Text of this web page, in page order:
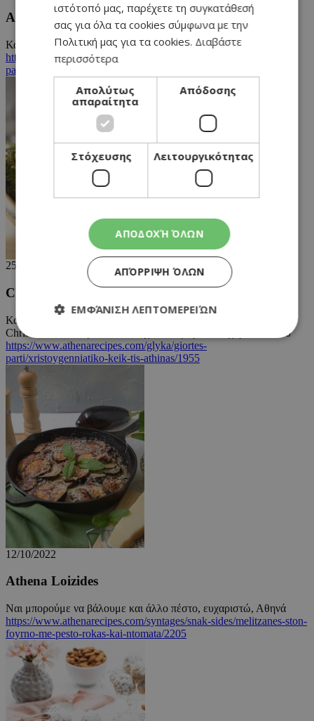
Athena Loizides
Καλησπέρα? Αντέχει 2 μήνες, δεν πρέπει να βάλεις στο ψυγείο.
https://www.athenarecipes.com/glyka/giortes-
parti/xristoygenniatiko-keik-tis-athinas/1955
25/11/2022
Chrysanthi Koronis
Καλησπέρα, ήθελα να ρωτήσω πόσες μέρες αντέχει αυτό το
Christmas cake. Πρέπει να το έχω στο ψυγειο;; ευχαριστώ πολύ
https://www.athenarecipes.com/glyka/giortes-
parti/xristoygenniatiko-keik-tis-athinas/1955
12/10/2022
Athena Loizides
Ναι μπορούμε να βάλουμε και άλλο πέστο, ευχαριστώ, Αθηνά
https://www.athenarecipes.com/syntages/snak-sides/melitzanes-ston-
foyrno-me-pesto-rokas-kai-ntomata/2205
ιστότοπό μας, παρέχετε τη συγκατάθεσή
σας για όλα τα cookies σύμφωνα με την
Πολιτική μας για τα cookies. Διαβάστε
περισσότερα
Απολύτως
απαραίτητα
Απόδοσης
Στόχευσης Λειτουργικότητας
ΑΠΟΔΟΧΉ ΌΛΩΝ
ΑΠΌΡΡΙΨΗ ΌΛΩΝ
ΕΜΦΆΝΙΣΗ ΛΕΠΤΟΜΕΡΕΙΏΝ
Απολύτως απαραίτητα
Τα απολύτως απαραίτητα cookies επιτρέπουν
βασικές λειτουργίες του ιστότοπου, όπως τη
σύνδεση χρήστη και τη διαχείριση λογαριασμού.
Ο ιστότοπος δεν μπορεί να χρησιμοποιηθεί σωστά
χωρίς τα απολύτως απαραίτητα cookies.
Ονοματεπώνυμο
G_ENABLED_IDPS
PHPSESSID